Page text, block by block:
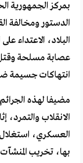
بمركز الجمهورية
الدستور ومخالفة
البلاد، الاعتداء
عصابة مسلحة
انتهاكات جسيمة
مضيفا لهذه
الانقلاب والتمرد،
العسكري، استغلال
بها، تخريب